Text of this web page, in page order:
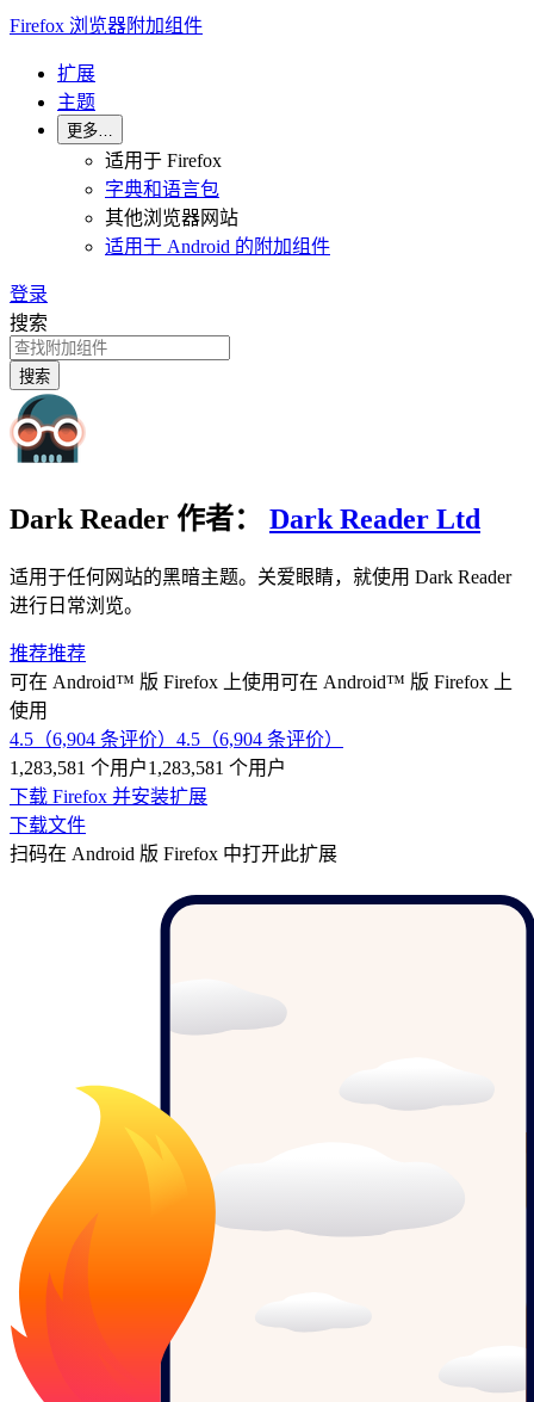
Firefox 浏览器附加组件
扩展
主题
更多…
适用于 Firefox
字典和语言包
其他浏览器网站
适用于 Android 的附加组件
登录
搜索
搜索
Dark Reader 作者： Dark Reader Ltd
适用于任何网站的黑暗主题。关爱眼睛，就使用 Dark Reader
进行日常浏览。
推荐推荐
可在 Android™ 版 Firefox 上使用可在 Android™ 版 Firefox 上
使用
4.5（6,904 条评价） 4.5（6,904 条评价）
1,283,581 个用户1,283,581 个用户
下载 Firefox 并安装扩展
下载文件
扫码在 Android 版 Firefox 中打开此扩展